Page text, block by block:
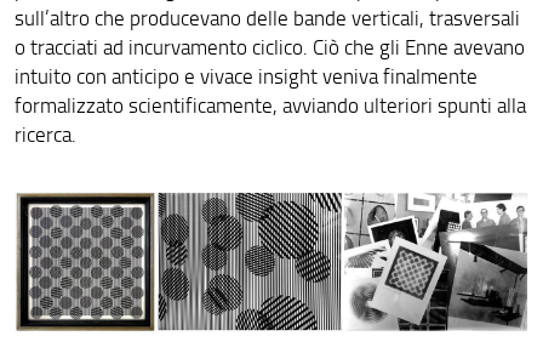
sull’altro che producevano delle bande verticali, trasversali
o tracciati ad incurvamento ciclico. Ciò che gli Enne avevano
intuito con anticipo e vivace insight veniva finalmente
formalizzato scientificamente, avviando ulteriori spunti alla
ricerca.
Opera 3
Silenzio
Pannello 41
Pannello 43
Pannello 44
Pannello 45